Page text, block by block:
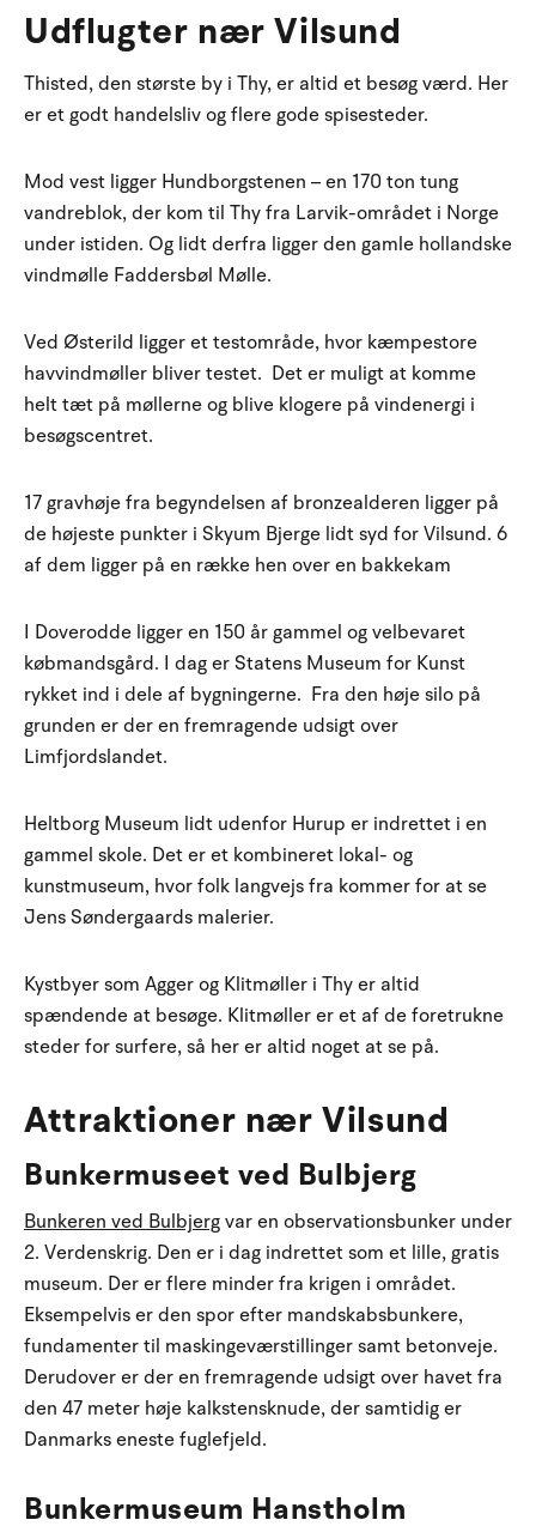
Udflugter nær Vilsund
Thisted, den største by i Thy, er altid et besøg værd. Her
er et godt handelsliv og flere gode spisesteder.
Mod vest ligger Hundborgstenen – en 170 ton tung
vandreblok, der kom til Thy fra Larvik-området i Norge
under istiden. Og lidt derfra ligger den gamle hollandske
vindmølle Faddersbøl Mølle.
Ved Østerild ligger et testområde, hvor kæmpestore
havvindmøller bliver testet. Det er muligt at komme
helt tæt på møllerne og blive klogere på vindenergi i
besøgscentret.
17 gravhøje fra begyndelsen af bronzealderen ligger på
de højeste punkter i Skyum Bjerge lidt syd for Vilsund. 6
af dem ligger på en række hen over en bakkekam
I Doverodde ligger en 150 år gammel og velbevaret
købmandsgård. I dag er Statens Museum for Kunst
rykket ind i dele af bygningerne. Fra den høje silo på
grunden er der en fremragende udsigt over
Limfjordslandet.
Heltborg Museum lidt udenfor Hurup er indrettet i en
gammel skole. Det er et kombineret lokal- og
kunstmuseum, hvor folk langvejs fra kommer for at se
Jens Søndergaards malerier.
Kystbyer som Agger og Klitmøller i Thy er altid
spændende at besøge. Klitmøller er et af de foretrukne
steder for surfere, så her er altid noget at se på.
Attraktioner nær Vilsund
Bunkermuseet ved Bulbjerg
Bunkeren ved Bulbjergvar en observationsbunker under
2. Verdenskrig. Den er i dag indrettet som et lille, gratis
museum. Der er flere minder fra krigen i området.
Eksempelvis er den spor efter mandskabsbunkere,
fundamenter til maskingeværstillinger samt betonveje.
Derudover er der en fremragende udsigt over havet fra
den 47 meter høje kalkstensknude, der samtidig er
Danmarks eneste fuglefjeld.
Bunkermuseum Hanstholm